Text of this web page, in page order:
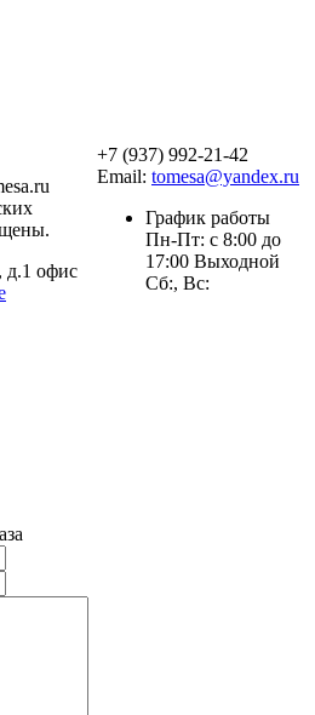
д.1 офис
+7 (937) 992-21-42
Email: tomesa@yandex.ru
График работы
Пн-Пт: с 8:00 до
17:00 Выходной
Сб:, Вс: